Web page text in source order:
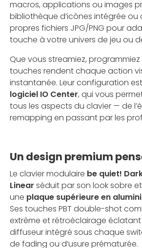
macros, applications ou images
bibliothèque d’icônes intégrée ou
propres fichiers JPG/PNG pour
touche à votre univers de jeu ou
Que vous streamiez, programmiez
touches rendent chaque action
instantanée. Leur configuration
logiciel IO Center, qui vous
tous les aspects du clavier — de
remapping en passant par les
Un design premium
Le clavier modulaire be quiet!
Linear séduit par son look sobre
une plaque supérieure en
Ses touches PBT double-shot
extrême et rétroéclairage
diffuseur intégré sous chaque
de fading ou d’usure prématurée.